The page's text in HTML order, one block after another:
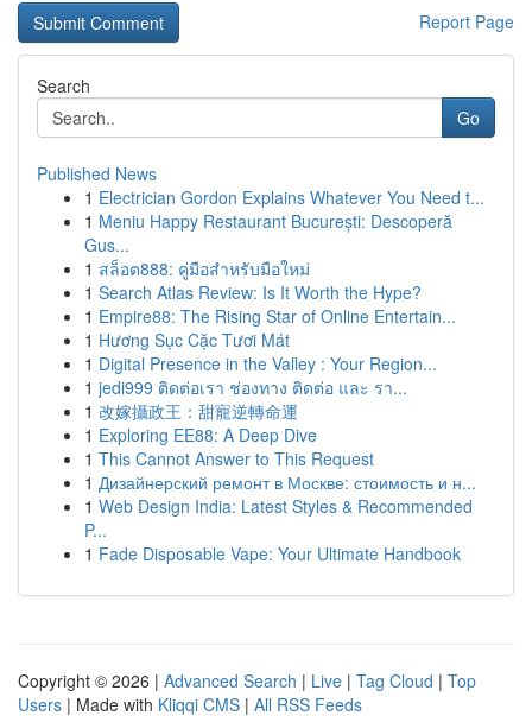
Report Page
Search
Go
Published News
1 Electrician Gordon Explains Whatever You Need t...
1 Meniu Happy Restaurant București: Descoperă
Gus...
1 สล็อต888: คู่มือสำหรับมือใหม่
1 Search Atlas Review: Is It Worth the Hype?
1 Empire88: The Rising Star of Online Entertain...
1 Hương Sục Cặc Tươi Mát
1 Digital Presence in the Valley : Your Region...
1 jedi999 ติดต่อเรา ช่องทาง ติดต่อ และ รา...
1 改嫁攝政王：甜寵逆轉命運
1 Exploring EE88: A Deep Dive
1 This Cannot Answer to This Request
1 Дизайнерский ремонт в Москве: стоимость и н...
1 Web Design India: Latest Styles & Recommended
P...
1 Fade Disposable Vape: Your Ultimate Handbook
Copyright © 2026 | Advanced Search | Live | Tag Cloud | Top
Users | Made with Kliqqi CMS | All RSS Feeds